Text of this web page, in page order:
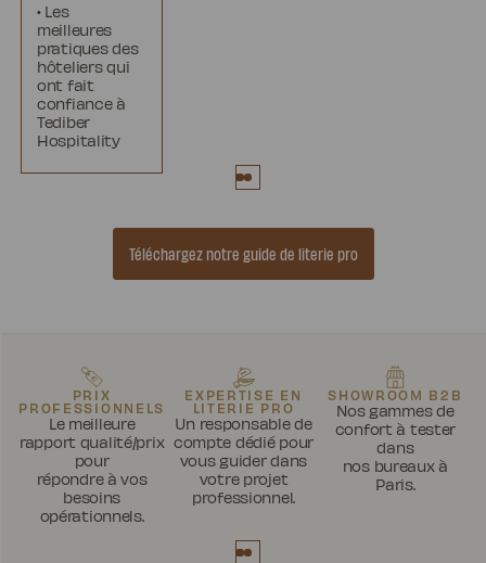
• Les
meilleures
pratiques des
hôteliers qui
ont fait
confiance à
Tediber
Hospitality
Téléchargez notre guide de literie pro
PRIX
PROFESSIONNELS
Le meilleure
rapport qualité/prix
pour
répondre à vos
besoins
opérationnels.
EXPERTISE EN
LITERIE PRO
Un responsable de
compte dédié pour
vous guider dans
votre projet
professionnel.
SHOWROOM B2B
Nos gammes de
confort à tester
dans
nos bureaux à
Paris.